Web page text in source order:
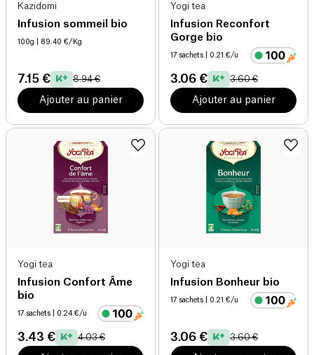
Kazidomi
Infusion sommeil bio
100g | 89.40 €/Kg
7.15 € 8.94 €
Ajouter au panier
Yogi tea
Infusion Reconfort
Gorge bio
17 sachets | 0.21 €/u
3.06 € 3.60 €
Ajouter au panier
Yogi tea
Infusion Confort Âme
bio
17 sachets | 0.24 €/u
3.43 € 4.03 €
Yogi tea
Infusion Bonheur bio
17 sachets | 0.21 €/u
3.06 € 3.60 €